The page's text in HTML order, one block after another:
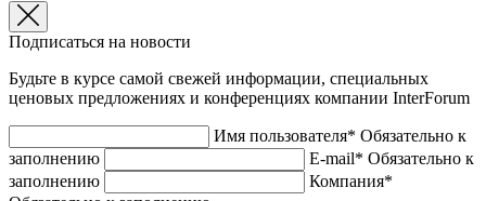
Подписаться на новости
Будьте в курсе самой свежей информации, специальных
ценовых предложениях и конференциях компании InterForum
Имя пользователя* Обязательно к
заполнению
E-mail* Обязательно к
заполнению
Компания*